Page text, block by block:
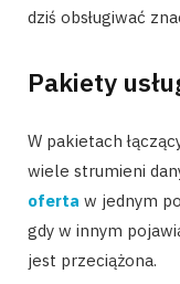
dziś obsługiwać
Pakiety
W pakietach
wiele strumieni
oferta w jednym
gdy w innym
jest przeciążona.